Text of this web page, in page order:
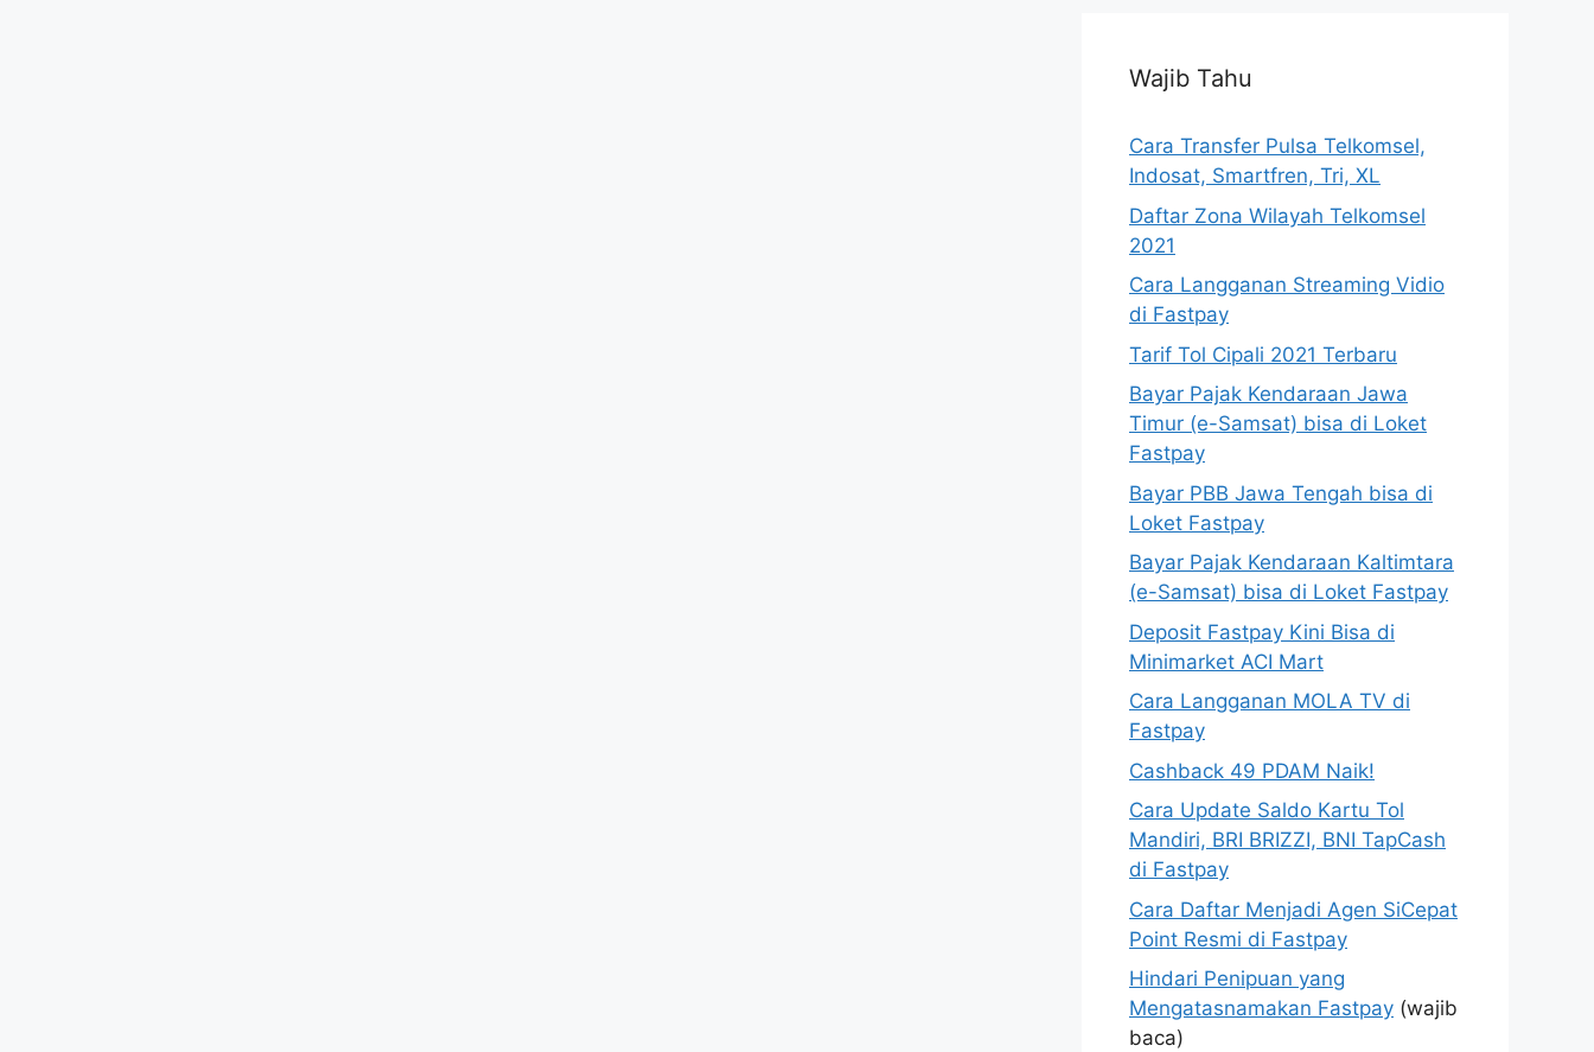
Wajib Tahu
Cara Transfer Pulsa Telkomsel,
Indosat, Smartfren, Tri, XL
Daftar Zona Wilayah Telkomsel
2021
Cara Langganan Streaming Vidio
di Fastpay
Tarif Tol Cipali 2021 Terbaru
Bayar Pajak Kendaraan Jawa
Timur (e-Samsat) bisa di Loket
Fastpay
Bayar PBB Jawa Tengah bisa di
Loket Fastpay
Bayar Pajak Kendaraan Kaltimtara
(e-Samsat) bisa di Loket Fastpay
Deposit Fastpay Kini Bisa di
Minimarket ACI Mart
Cara Langganan MOLA TV di
Fastpay
Cashback 49 PDAM Naik!
Cara Update Saldo Kartu Tol
Mandiri, BRI BRIZZI, BNI TapCash
di Fastpay
Cara Daftar Menjadi Agen SiCepat
Point Resmi di Fastpay
Hindari Penipuan yang
Mengatasnamakan Fastpay (wajib
baca)